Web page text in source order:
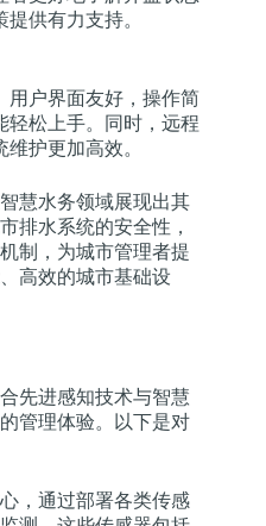
供有力支持。
用户界面友好，操作简
轻松上手。同时，远程
护更加高效。
慧水务领域展现出其
排水系统的安全性，
制，为城市管理者提
高效的城市基础设
先进感知技术与智慧
管理体验。以下是对
，通过部署各类传感